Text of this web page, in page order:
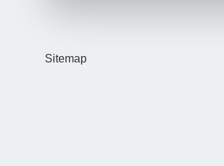
Sitemap